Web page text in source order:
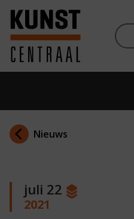
Ga naar hoofdinhoud
Terug naar homepage
Nieuws
juli 22
2021